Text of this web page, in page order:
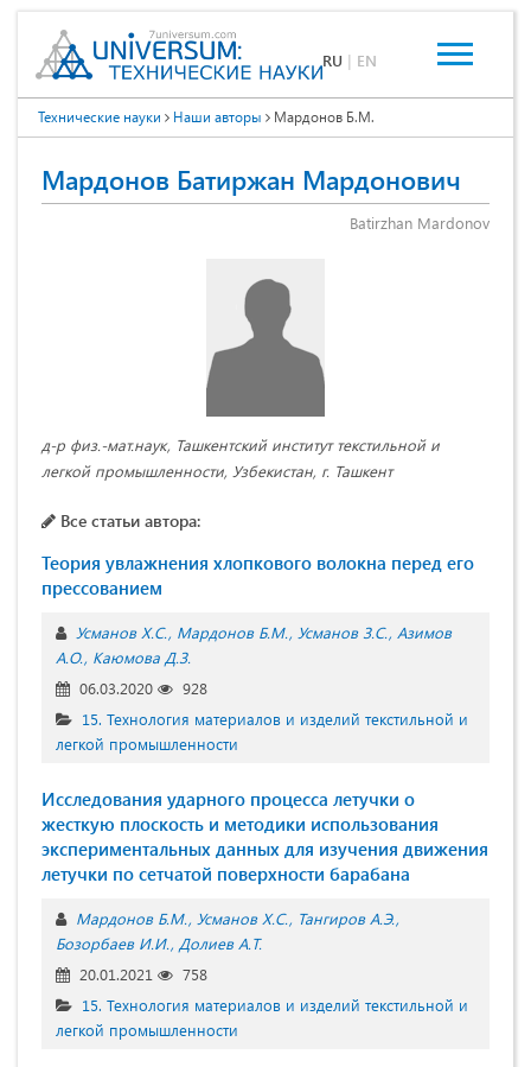
RU | EN
Технические науки Наши авторы Мардонов Б.М.
Мардонов Батиржан Мардонович
Batirzhan Mardonov
д-р физ.-мат.наук, Ташкентский институт текстильной и
легкой промышленности, Узбекистан, г. Ташкент
Все статьи автора:
Теория увлажнения хлопкового волокна перед его
прессованием
Усманов Х.С. Мардонов Б.М. Усманов З.С. Азимов
А.О. Каюмова Д.З.
06.03.2020
928
15. Технология материалов и изделий текстильной и
легкой промышленности
Исследования ударного процесса летучки о
жесткую плоскость и методики использования
экспериментальных данных для изучения движения
летучки по сетчатой поверхности барабана
Мардонов Б.М. Усманов Х.С. Тангиров А.Э.
Бозорбаев И.И. Долиев А.Т.
20.01.2021
758
15. Технология материалов и изделий текстильной и
легкой промышленности